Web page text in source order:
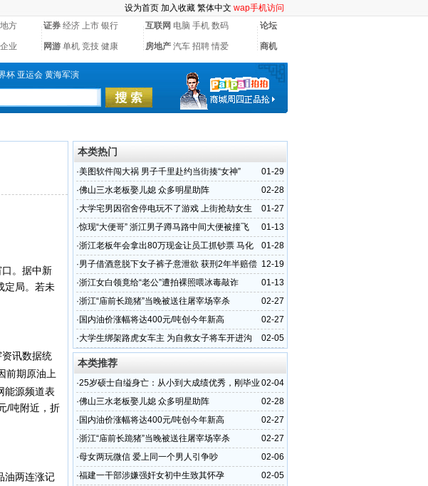
设为首页 加入收藏 繁体中文 wap手机访问
地方 证券 经济 上市 银行 互联网 电脑 手机 数码 论坛
企业 网游 单机 竞技 健康 房地产 汽车 招聘 情爱 商机
杯 亚运会 黄海军演
。 据中新
定局。若未
讯数据统
前期原油上
能源频道表
/吨附近，折
油两连涨记
本类热门
01-29
·美图软件闯大祸 男子千里赴约当街揍“女神”
02-28
·佛山三水老板娶儿媳 众多明星助阵
01-27
·大学宅男因宿舍停电玩不了游戏 上街抢劫女生
01-13
·惊现“大便哥” 浙江男子蹲马路中间大便被撞飞
01-28
·浙江老板年会拿出80万现金让员工抓钞票 马化
腾叫板每人派1亿
12-19
·男子借酒意脱下女子裤子意泄欲 获刑2年半赔偿
2.5万
01-13
·浙江女白领竟给“老公”遭拍裸照喂冰毒敲诈
02-27
·浙江“庙前长跪猪”当晚被送往屠宰场宰杀
02-27
· 国内油价涨幅将达400元/吨创今年新高
02-05
·大学生绑架路虎女车主 为自救女子将车开进沟
本类推荐
02-04
·25岁硕士自缢身亡：从小到大成绩优秀，刚毕业
一年却选择轻生
02-28
·佛山三水老板娶儿媳 众多明星助阵
02-27
· 国内油价涨幅将达400元/吨创今年新高
02-27
·浙江“庙前长跪猪”当晚被送往屠宰场宰杀
02-06
·母女两玩微信 爱上同一个男人引争吵
02-05
·福建一干部涉嫌强奸女初中生致其怀孕